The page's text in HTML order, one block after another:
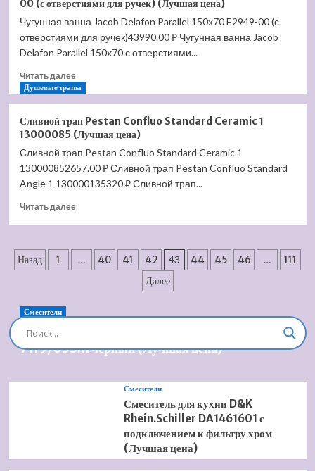
Jacob
Delafon
Presquile
145х145
00
без
гидромассажа
(Лучшая
цена)
00 (с отверстиями для ручек) (Лучшая цена)
Чугунная ванна Jacob Delafon Parallel 150х70 E2949-00 (с
отверстиями для ручек)43990.00 ₽ Чугунная ванна Jacob
Delafon Parallel 150x70 с отверстиями...
Читать далееПрочитать
больше
ванна
Jacob
Delafon
Parallel
150х70
00
для
ручек)
Душевые трапы
Сливной трап Pestan Confluo Standard Ceramic 1
13000085 (Лучшая цена)
Сливной трап Pestan Confluo Standard Ceramic 1
130000852657.00 ₽ Сливной трап Pestan Confluo Standard
Angle 1 130000135320 ₽ Сливной трап...
Читать далееПрочитать
Pestan
(Лучшая
Пагинация
Назад 1 … 40 41 42 43 44 45 46 …
111
Далее
Смесители
Душевая система встроенная Timo Briana SX-
7119/03SM черный (Лучшая цена)
Смесители
Смеситель для кухни D&K
Rhein.Schiller DA1461601 с
подключением к фильтру хром
(Лучшая цена)